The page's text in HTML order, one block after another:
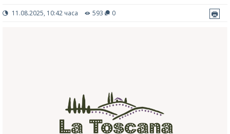
11.08.2025, 10:42 часа 593 0